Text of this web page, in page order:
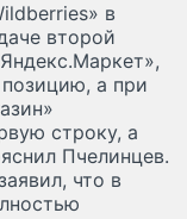
в
второй
а при
строку, а
Пчелинцев.
что в